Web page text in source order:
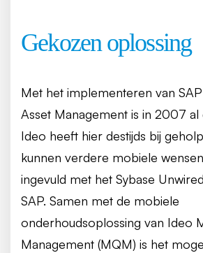
Gekozen oplossing
Met het implementeren van
Asset Management is in 2007 al
Ideo heeft hier destijds bij
kunnen verdere mobiele
ingevuld met het Sybase
SAP. Samen met de mobiele
onderhoudsoplossing van Ideo
Management (MQM) is het